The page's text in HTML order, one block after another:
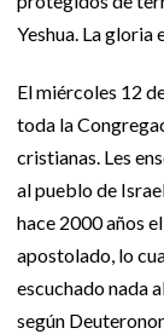
Yeshua. La gloria
El miércoles 12
toda la
cristianas. Les
al pueblo de
hace 2000 años
apostolado, lo
escuchado nada
según